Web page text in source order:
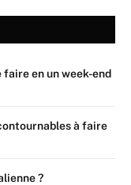
en un week-end
à faire
?